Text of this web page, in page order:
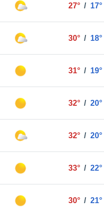
27° / 17°
30° / 18°
31° / 19°
32° / 20°
32° / 20°
33° / 22°
30° / 21°